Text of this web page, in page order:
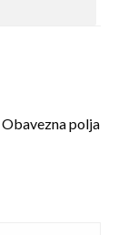
Obavezna polja